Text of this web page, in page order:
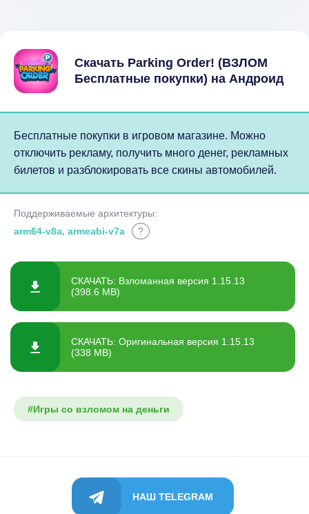
Скачать Parking Order! (ВЗЛОМ
Бесплатные покупки) на Андроид
Бесплатные покупки в игровом магазине. Можно
отключить рекламу, получить много денег, рекламных
билетов и разблокировать все скины автомобилей.
Поддерживаемые архитектуры:
arm64-v8a, armeabi-v7a
?
СКАЧАТЬ: Взломанная версия 1.15.13
(398.6 MB)
СКАЧАТЬ: Оригинальная версия 1.15.13
(338 MB)
#Игры со взломом на деньги
НАШ TELEGRAM